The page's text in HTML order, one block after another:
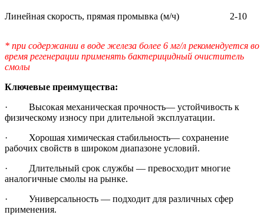
Линейная скорость, прямая промывка (м/ч) 2-10
* при содержании в воде железа более 6 мг/л рекомендуется во
время регенерации применять бактерицидный очиститель
смолы
Ключевые преимущества:
· Высокая механическая прочность— устойчивость к
физическому износу при длительной эксплуатации.
· Хорошая химическая стабильность— сохранение
рабочих свойств в широком диапазоне условий.
· Длительный срок службы — превосходит многие
аналогичные смолы на рынке.
· Универсальность — подходит для различных сфер
применения.